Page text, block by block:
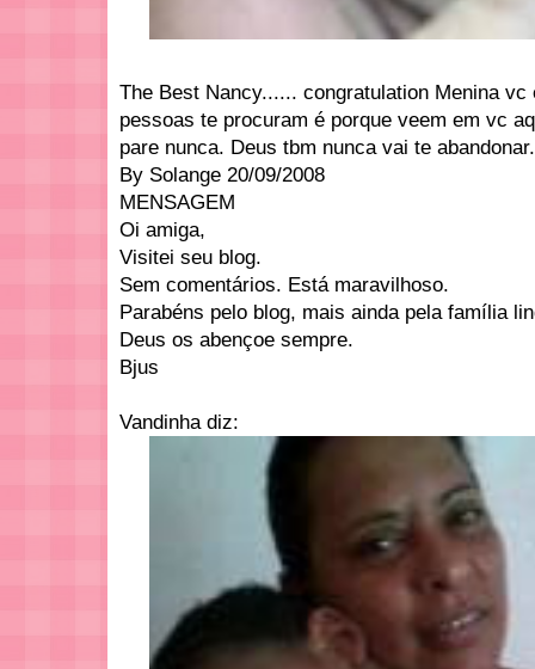
The Best Nancy...... congratulation Menina
pessoas te procuram é porque veem em vc
pare nunca. Deus tbm nunca vai te abandonar.
By Solange 20/09/2008
MENSAGEM
Oi amiga,
Visitei seu blog.
Sem comentários. Está maravilhoso.
Parabéns pelo blog, mais ainda pela família
Deus os abençoe sempre.
Bjus
Vandinha diz: